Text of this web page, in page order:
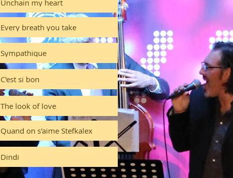
Unchain my heart
Every breath you take
Sympathique
C'est si bon
The look of love
Quand on s'aime Stefkalex
Dindi